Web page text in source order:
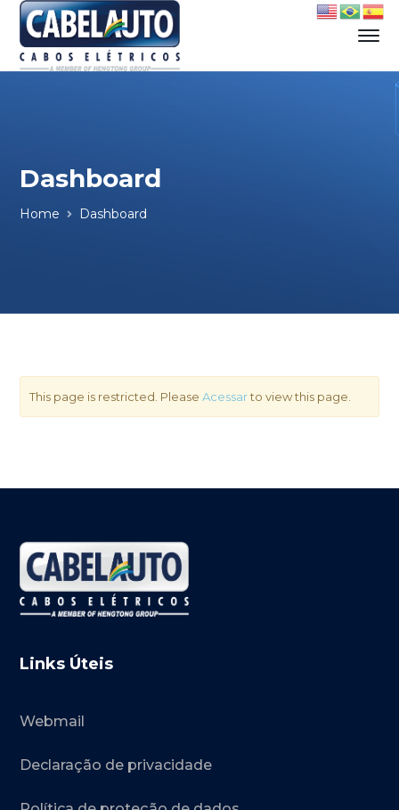
Dashboard
Home Dashboard
This page is restricted. PleaseAcessarto view this page.
Links Úteis
Webmail
Declaração de privacidade